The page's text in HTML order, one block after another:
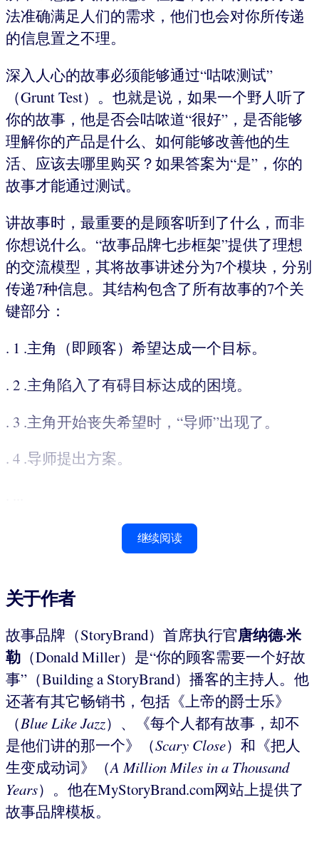
法准确满足人们的需求，他们也会对你所传递
的信息置之不理。
深入人心的故事必须能够通过“咕哝测试”
（Grunt Test）。也就是说，如果一个野人听了
你的故事，他是否会咕哝道“很好”，是否能够
理解你的产品是什么、如何能够改善他的生
活、应该去哪里购买？如果答案为“是”，你的
故事才能通过测试。
讲故事时，最重要的是顾客听到了什么，而非
你想说什么。“故事品牌七步框架”提供了理想
的交流模型，其将故事讲述分为7个模块，分别
传递7种信息。其结构包含了所有故事的7个关
键部分：
. 1 .主角（即顾客）希望达成一个目标。
. 2 .主角陷入了有碍目标达成的困境。
. 3 .主角开始丧失希望时，“导师”出现了。
. 4 .导师提出方案。
继续阅读
关于作者
故事品牌（StoryBrand）首席执行官唐纳德·米
勒 （Donald Miller）是“你的顾客需要一个好故
事”（Building a StoryBrand）播客的主持人。他
还著有其它畅销书，包括《上帝的爵士乐》
（Blue Like Jazz）、《每个人都有故事，却不
是他们讲的那一个》（Scary Close）和《把人
生变成动词》（A Million Miles in a Thousand
Years）。他在MyStoryBrand.com网站上提供了
故事品牌模板。